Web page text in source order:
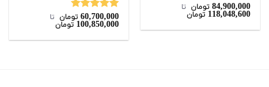
نمره4.33
از 5
84,900,000 تومان ‌ تا ‌
118,048,600 تومان نمره5.00
از 5
60,700,000 تومان ‌ تا ‌
100,850,000 تومان